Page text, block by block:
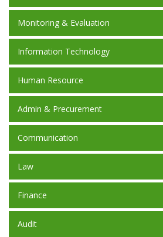
Monitoring & Evaluation
Information Technology
Human Resource
Admin & Precurement
Communication
Law
Finance
Audit